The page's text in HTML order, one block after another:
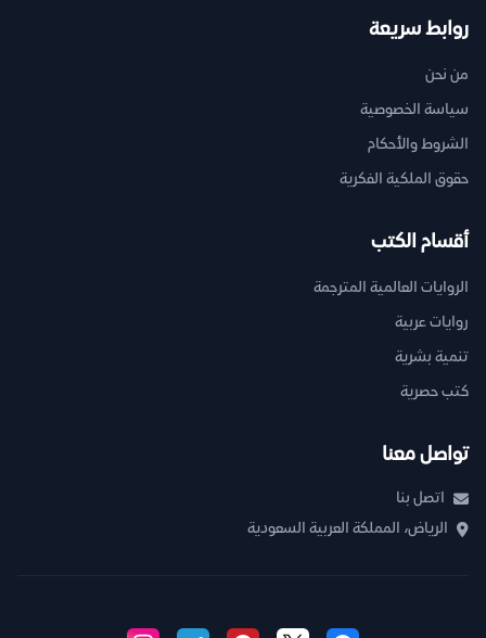
روابط سريعة
من نحن
سياسة الخصوصية
الشروط والأحكام
حقوق الملكية الفكرية
أقسام الكتب
الروايات العالمية المترجمة
روايات عربية
تنمية بشرية
كتب حصرية
تواصل معنا
اتصل بنا
الرياض، المملكة العربية السعودية